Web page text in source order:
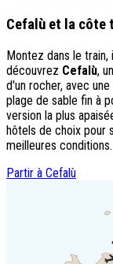
Cefalù et la côte
Montez dans le
découvrez Cefalù,
d'un rocher, avec
plage de sable fin à
version la plus
hôtels de choix pour
meilleures conditions.
Partir à Cefalù